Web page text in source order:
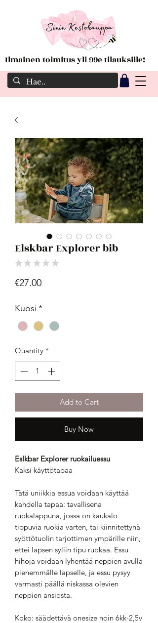
Ilmainen toimitus yli 99e tilauksille!
Elskbar Explorer bib
★ ★ ★ ★ ★
€27.00Price
Kuosi *
Quantity *
Add to Cart
Buy Now
Eslkbar Explorer ruokailuessu
Kaksi käyttötapaa
Tätä uniikkia essua voidaan käyttää
kahdella tapaa: tavallisena
ruokalappuna, jossa on kaukalo
tippuvia ruokia varten, tai kiinnitettynä
syöttötuolin tarjottimen ympärille niin,
ettei lapsen syliin tipu ruokaa. Essu
hihoja voidaan lyhentää neppien avulla
pienemmälle lapselle, ja essu pysyy
varmasti päällä niskassa olevien
neppien ansiosta.
Koko: säädettävä onesize noin 6kk-2,5v